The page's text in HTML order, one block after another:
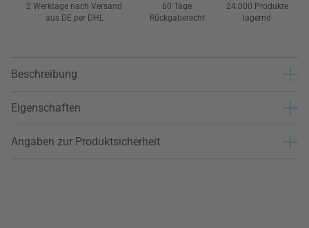
2 Werktage nach Versand
aus DE per DHL
60 Tage
Rückgaberecht
24.000 Produkte
lagernd
Beschreibung
Eigenschaften
Angaben zur Produktsicherheit